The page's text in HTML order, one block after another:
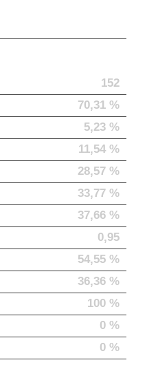
152
70,31 %
5,23 %
11,54 %
28,57 %
33,77 %
37,66 %
0,95
54,55 %
36,36 %
100 %
0 %
0 %